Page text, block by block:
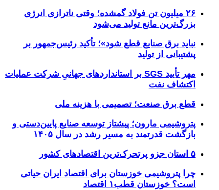
۲۶ میلیون تن فولاد گمشده؛ وقتی ناترازی انرژی
بزرگ‌ترین مانع تولید می‌شود
نباید برق صنایع قطع شود»؛ تأکید رئیس‌جمهور بر
پشتیبانی از تولید
مهر تأیید SGS بر استانداردهای جهانیِ شرکت عملیات
اکتشاف نفت
قطع برق صنعت؛ تصمیمی با هزینه ملی
پتروشیمی مارون؛ پیشتاز توسعه صنایع پایین‌دستی و
بازگشت قدرتمند به مسیر رشد در سال ۱۴۰۵
۵ استان جزو پرتحرک‌ترین اقتصاد‌های کشور
چرا پتروشیمی خوزستان برای اقتصاد ایران حیاتی
است؟ خوزستان قطب۱ اقتصاد